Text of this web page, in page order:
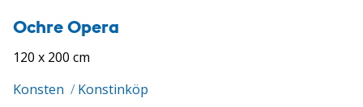
Ochre Opera
120 x 200 cm
Konsten / Konstinköp